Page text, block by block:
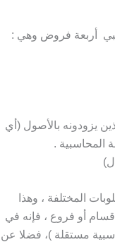
أربعة فروض وهي :
يزودونه بالأصول (أي
المحاسبية .
المختلفة ، وهذا
أقسام أو فروع ، فإنه في
مستقلة )، فضلا عن